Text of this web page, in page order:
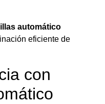
automático
eficiente de
con